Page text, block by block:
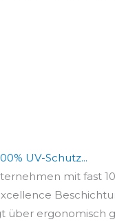
UV-Schutz...
mit fast
über ergonomisch